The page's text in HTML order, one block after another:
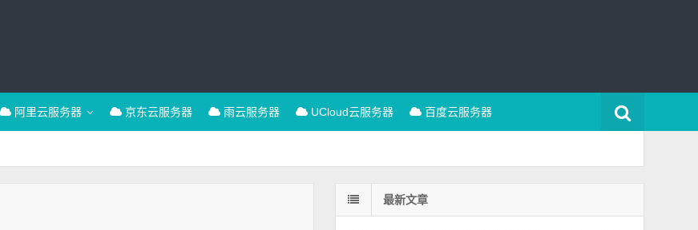
阿里云服务器 京东云服务器 雨云服务器 UCloud云服务器 百度云服务器
最新文章